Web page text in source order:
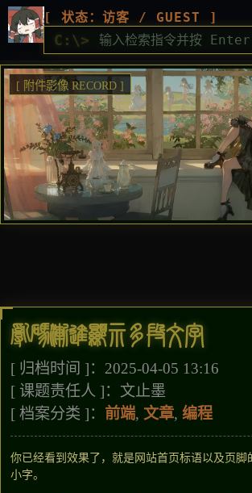
[ 状态：访客 / GUEST ]
C:\>
[ 附件影像 RECORD ]
乱码渐进显示多段文字
[ 归档时间 ]：2025-04-05 13:16
[ 课题责任人 ]：文止墨
[ 档案分类 ]： 前端, 文章, 编程
你已经看到效果了，就是网站首页标语以及页脚
小字。